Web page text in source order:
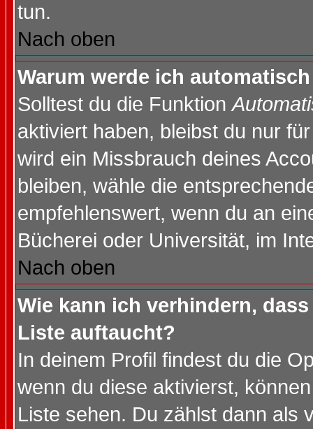
tun.
Nach oben
Warum werde ich
Solltest du die Funktion
aktiviert haben, bleibst du nur
wird ein Missbrauch deines
bleiben, wähle die
empfehlenswert, wenn du an
Bücherei oder Universität, im
Nach oben
Wie kann ich verhindern,
Liste auftaucht?
In deinem Profil findest du die
wenn du diese aktivierst,
Liste sehen. Du zählst dann als